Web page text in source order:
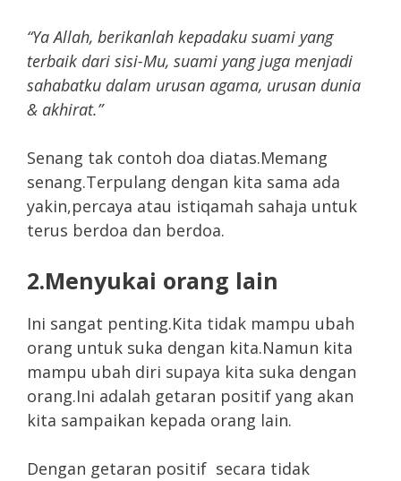
“Ya Allah, berikanlah kepadaku suami yang
terbaik dari sisi-Mu, suami yang juga menjadi
sahabatku dalam urusan agama, urusan dunia
& akhirat.”
Senang tak contoh doa diatas.Memang
senang.Terpulang dengan kita sama ada
yakin,percaya atau istiqamah sahaja untuk
terus berdoa dan berdoa.
2.Menyukai orang lain
Ini sangat penting.Kita tidak mampu ubah
orang untuk suka dengan kita.Namun kita
mampu ubah diri supaya kita suka dengan
orang.Ini adalah getaran positif yang akan
kita sampaikan kepada orang lain.
Dengan getaran positif secara tidak